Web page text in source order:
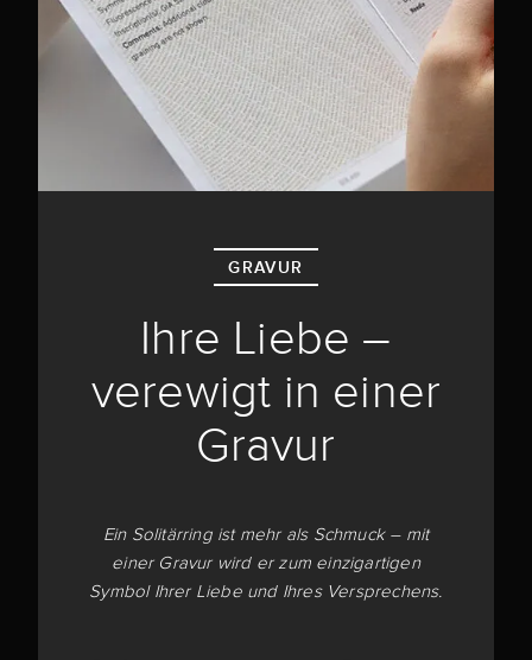
GRAVUR
Ihre Liebe –
verewigt in einer
Gravur
Ein Solitärring ist mehr als Schmuck – mit
einer Gravur wird er zum einzigartigen
Symbol Ihrer Liebe und Ihres Versprechens.